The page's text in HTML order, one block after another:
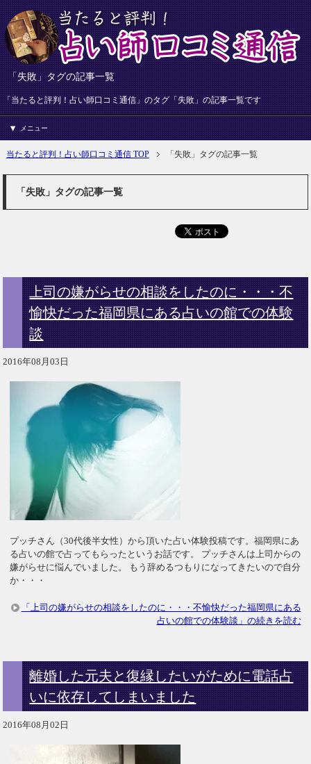
「失敗」タグの記事一覧
「当たると評判！占い師口コミ通信」のタグ「失敗」の記事一覧です
メニュー
当たると評判！占い師口コミ通信 TOP 「失敗」タグの記事一覧
「失敗」タグの記事一覧
上司の嫌がらせの相談をしたのに・・・不
愉快だった福岡県にある占いの館での体験
談
2016年08月03日
プッチさん（30代後半女性）から頂いた占い体験投稿です。福岡県にあ
る占いの館で占ってもらったというお話です。 プッチさんは上司からの
嫌がらせに悩んでいました。 もう辞めるつもりになってきたいので自分
か・・・
「上司の嫌がらせの相談をしたのに・・・不愉快だった福岡県にある
占いの館での体験談」の続きを読む
離婚した元夫と復縁したいがために電話占
いに依存してしまいました
2016年08月02日